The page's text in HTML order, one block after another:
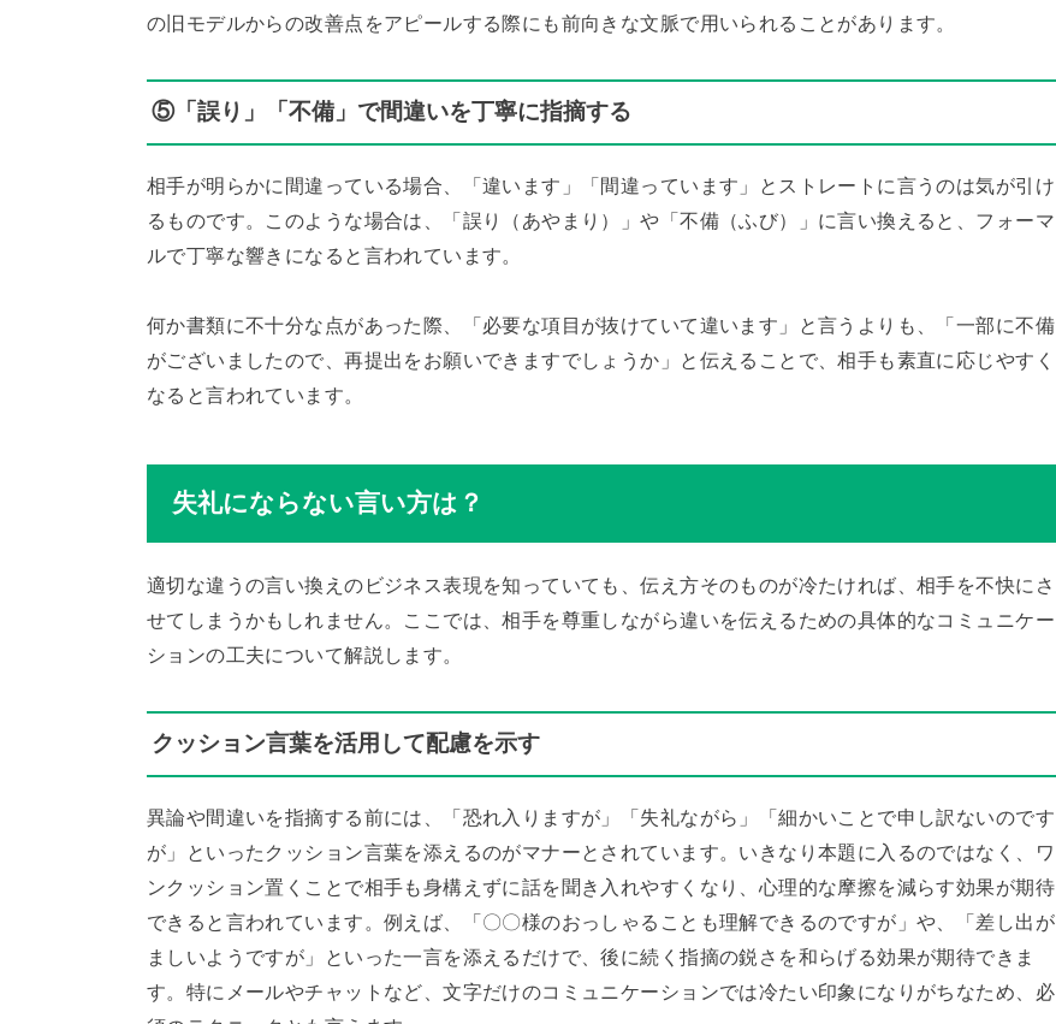
の旧モデルからの改善点をアピールする際にも前向きな文脈で用いられることがあります。
⑤「誤り」「不備」で間違いを丁寧に指摘する
相手が明らかに間違っている場合、「違います」「間違っています」とストレートに言うのは気が引け
るものです。このような場合は、「誤り（あやまり）」や「不備（ふび）」に言い換えると、フォーマ
ルで丁寧な響きになると言われています。
何か書類に不十分な点があった際、「必要な項目が抜けていて違います」と言うよりも、「一部に不備
がございましたので、再提出をお願いできますでしょうか」と伝えることで、相手も素直に応じやすく
なると言われています。
失礼にならない言い方は？
適切な違うの言い換えのビジネス表現を知っていても、伝え方そのものが冷たければ、相手を不快にさ
せてしまうかもしれません。ここでは、相手を尊重しながら違いを伝えるための具体的なコミュニケー
ションの工夫について解説します。
クッション言葉を活用して配慮を示す
異論や間違いを指摘する前には、「恐れ入りますが」「失礼ながら」「細かいことで申し訳ないのです
が」といったクッション言葉を添えるのがマナーとされています。いきなり本題に入るのではなく、ワ
ンクッション置くことで相手も身構えずに話を聞き入れやすくなり、心理的な摩擦を減らす効果が期待
できると言われています。例えば、「〇〇様のおっしゃることも理解できるのですが」や、「差し出が
ましいようですが」といった一言を添えるだけで、後に続く指摘の鋭さを和らげる効果が期待できま
す。特にメールやチャットなど、文字だけのコミュニケーションでは冷たい印象になりがちなため、必